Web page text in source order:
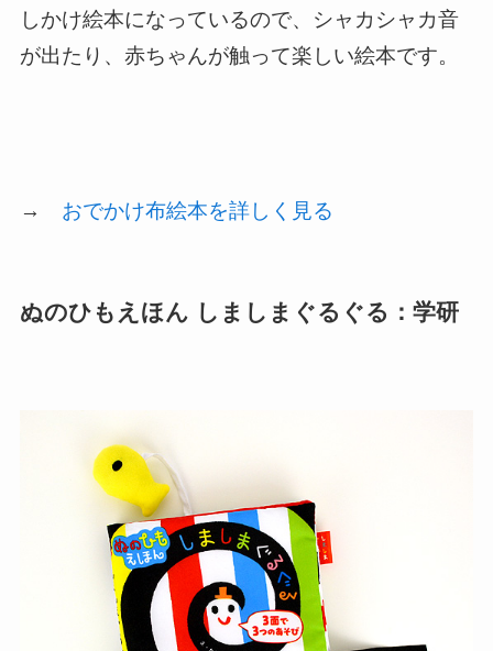
しかけ絵本になっているので、シャカシャカ音
が出たり、赤ちゃんが触って楽しい絵本です。
→ おでかけ布絵本を詳しく見る
ぬのひもえほん しましまぐるぐる：学研